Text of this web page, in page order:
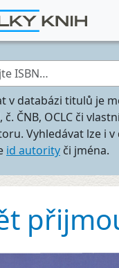
v databázi titulů je
č. ČNB, OCLC či
Vyhledávat lze i v
id autority či jména.